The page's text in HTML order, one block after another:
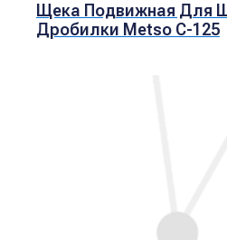
Щека Подвижная Для
Дробилки Metso C-125